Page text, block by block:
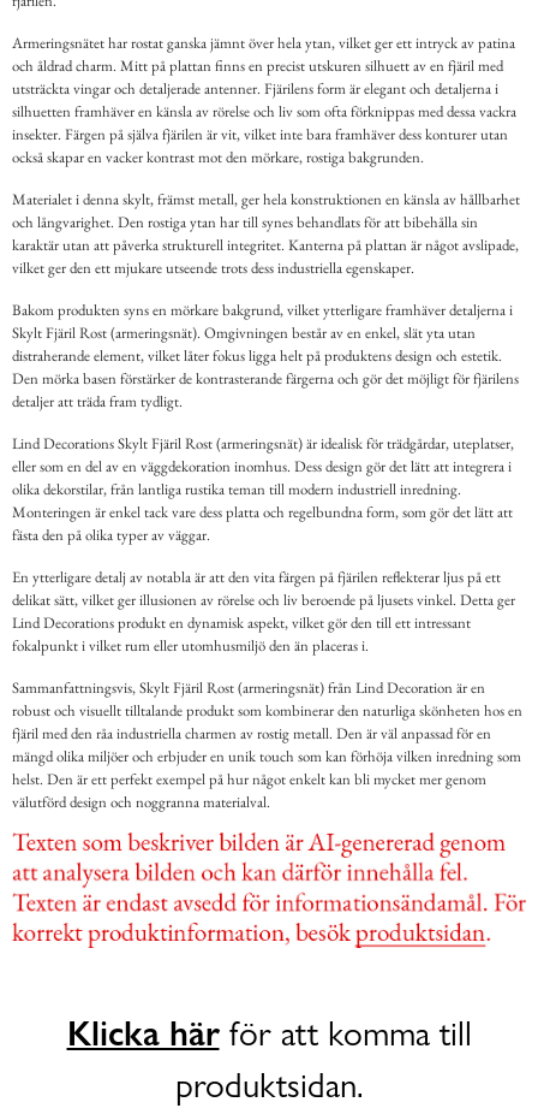
Armeringsnätet har rostat ganska jämnt över hela ytan, vilket ger ett intryck av patina
och åldrad charm. Mitt på plattan finns en precist utskuren silhuett av en fjäril med
utsträckta vingar och detaljerade antenner. Fjärilens form är elegant och detaljerna i
silhuetten framhäver en känsla av rörelse och liv som ofta förknippas med dessa vackra
insekter. Färgen på själva fjärilen är vit, vilket inte bara framhäver dess konturer utan
också skapar en vacker kontrast mot den mörkare, rostiga bakgrunden.
Materialet i denna skylt, främst metall, ger hela konstruktionen en känsla av hållbarhet
och långvarighet. Den rostiga ytan har till synes behandlats för att bibehålla sin
karaktär utan att påverka strukturell integritet. Kanterna på plattan är något avslipade,
vilket ger den ett mjukare utseende trots dess industriella egenskaper.
Bakom produkten syns en mörkare bakgrund, vilket ytterligare framhäver detaljerna i
Skylt Fjäril Rost (armeringsnät). Omgivningen består av en enkel, slät yta utan
distraherande element, vilket låter fokus ligga helt på produktens design och estetik.
Den mörka basen förstärker de kontrasterande färgerna och gör det möjligt för fjärilens
detaljer att träda fram tydligt.
Lind Decorations Skylt Fjäril Rost (armeringsnät) är idealisk för trädgårdar, uteplatser,
eller som en del av en väggdekoration inomhus. Dess design gör det lätt att integrera i
olika dekorstilar, från lantliga rustika teman till modern industriell inredning.
Monteringen är enkel tack vare dess platta och regelbundna form, som gör det lätt att
fästa den på olika typer av väggar.
En ytterligare detalj av notabla är att den vita färgen på fjärilen reflekterar ljus på ett
delikat sätt, vilket ger illusionen av rörelse och liv beroende på ljusets vinkel. Detta ger
Lind Decorations produkt en dynamisk aspekt, vilket gör den till ett intressant
fokalpunkt i vilket rum eller utomhusmiljö den än placeras i.
Sammanfattningsvis, Skylt Fjäril Rost (armeringsnät) från Lind Decoration är en
robust och visuellt tilltalande produkt som kombinerar den naturliga skönheten hos en
fjäril med den råa industriella charmen av rostig metall. Den är väl anpassad för en
mängd olika miljöer och erbjuder en unik touch som kan förhöja vilken inredning som
helst. Den är ett perfekt exempel på hur något enkelt kan bli mycket mer genom
välutförd design och noggranna materialval.
Klicka härför att komma till
produktsidan.